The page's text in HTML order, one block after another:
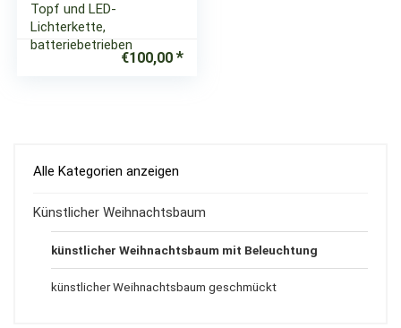
Topf und LED-
Lichterkette,
batteriebetrieben
€100,00
Alle Kategorien anzeigen
Künstlicher Weihnachtsbaum
künstlicher Weihnachtsbaum mit Beleuchtung
künstlicher Weihnachtsbaum geschmückt